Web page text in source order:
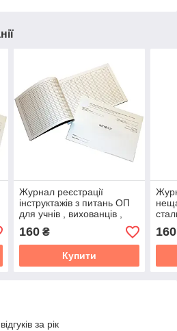
Журнал реєстрації
інструктажів з питань ОП
для учнів , вихованців ,
студентів.
160₴
Купити
160
за рік